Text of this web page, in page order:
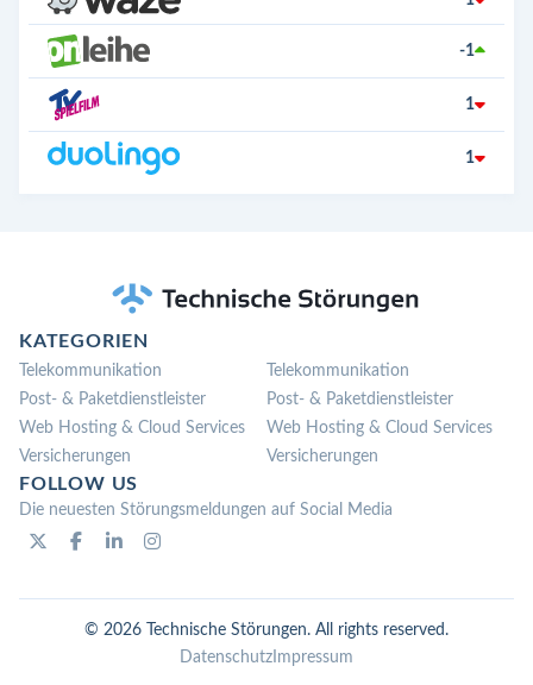
-1
1
1
KATEGORIEN
Telekommunikation
Post- & Paketdienstleister
Web Hosting & Cloud Services
Versicherungen
Telekommunikation
Post- & Paketdienstleister
Web Hosting & Cloud Services
Versicherungen
FOLLOW US
Die neuesten Störungsmeldungen auf Social Media
© 2026 Technische Störungen. All rights reserved.
Datenschutz Impressum